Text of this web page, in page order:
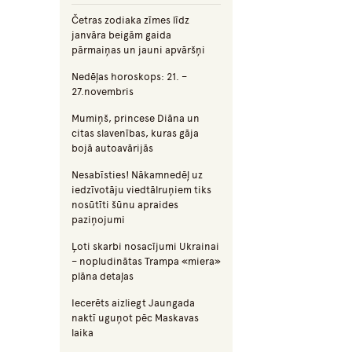
Četras zodiaka zīmes līdz
janvāra beigām gaida
pārmaiņas un jauni apvāršņi
Nedēļas horoskops: 21. –
27.novembris
Mumiņš, princese Diāna un
citas slavenības, kuras gāja
bojā autoavārijās
Nesabīsties! Nākamnedēļ uz
iedzīvotāju viedtālruņiem tiks
nosūtīti šūnu apraides
paziņojumi
Ļoti skarbi nosacījumi Ukrainai
– nopludinātas Trampa «miera»
plāna detaļas
Iecerēts aizliegt Jaungada
naktī uguņot pēc Maskavas
laika